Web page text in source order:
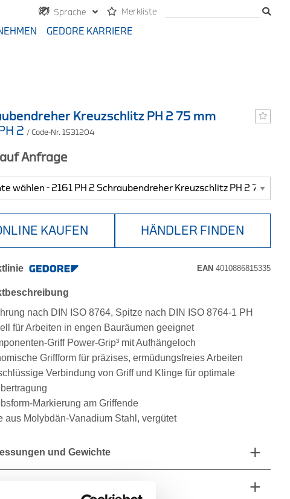
Sprache Merkliste
GEDORE KARRIERE
Kreuzschlitz PH 2 75 mm
2 / Code-Nr. 1531204
Anfrage
KAUFEN HÄNDLER FINDEN
EAN 4010886815335
nach DIN ISO 8764, Spitze nach DIN ISO 8764-1 PH
für Arbeiten in engen Bauräumen geeignet
Griff Power-Grip³ mit Aufhängeloch
Griffform für präzises, ermüdungsfreies Arbeiten
Verbindung von Griff und Klinge für optimale
Markierung am Griffende
aus Molybdän-Vanadium Stahl, vergütet
und Gewichte